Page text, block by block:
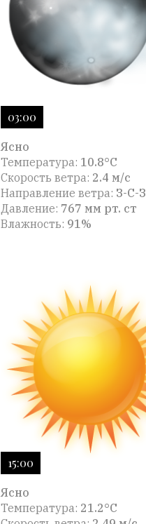
03:00
Ясно
Температура: 10.8°C
Скорость ветра: 2.4 м/с
Направление ветра: З-С-З
Давление: 767 мм рт. ст
Влажность: 91%
15:00
Ясно
Температура: 21.2°C